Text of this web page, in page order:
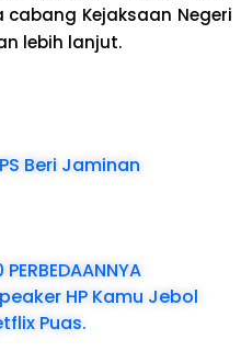
Kejaksaan Negeri
lebih lanjut.
Beri Jaminan
HP Kamu Jebol
Puas.